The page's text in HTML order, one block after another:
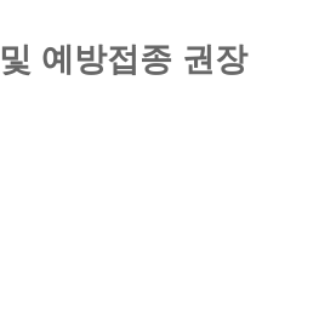
예방접종 권장